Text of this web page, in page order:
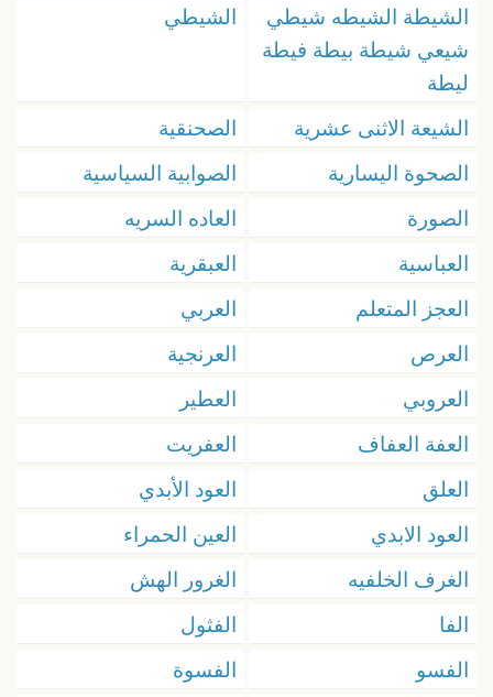
الشيطة الشيطه شيطي
شيعي شيطة بيطة فيطة
ليطة
الشيطي
الشيعة الاثنى عشرية
الصحنقية
الصحوة اليسارية
الصوابية السياسية
الصورة
العاده السريه
العباسية
العبقرية
العجز المتعلم
العربي
العرص
العرنجية
العروبي
العطير
العفة العفاف
العفريت
العلق
العود الأبدي
العود الابدي
العين الحمراء
الغرف الخلفيه
الغرور الهش
الفا
الفثول
الفسو
الفسوة